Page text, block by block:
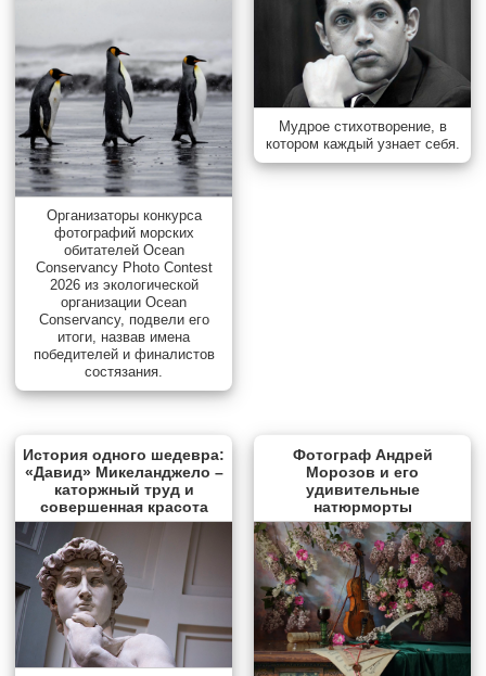
Организаторы конкурса
фотографий морских
обитателей Ocean
Conservancy Photo Contest
2026 из экологической
организации Ocean
Conservancy, подвели его
итоги, назвав имена
победителей и финалистов
состязания.
Мудрое стихотворение, в
котором каждый узнает себя.
История одного шедевра:
«Давид» Микеланджело –
каторжный труд и
совершенная красота
Фотограф Андрей
Морозов и его
удивительные
натюрморты